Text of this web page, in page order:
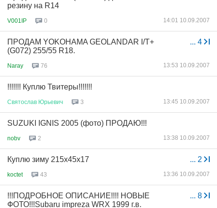
резину на R14
V001IP 0 14:01 10.09.2007
... 4
ПРОДАМ YOKOHAMA GEOLANDAR I/T+
(G072) 255/55 R18.
Naray 76 13:53 10.09.2007
!!!!!!! Куплю Твитеры!!!!!!!
Святослав Юрьевич 3 13:45 10.09.2007
SUZUKI IGNIS 2005 (фото) ПРОДАЮ!!!
nobv 2 13:38 10.09.2007
... 2
Куплю зиму 215х45х17
koctet 43 13:36 10.09.2007
... 8
!!!ПОДРОБНОЕ ОПИСАНИЕ!!!! НОВЫЕ
ФОТО!!!Subaru impreza WRX 1999 г.в.